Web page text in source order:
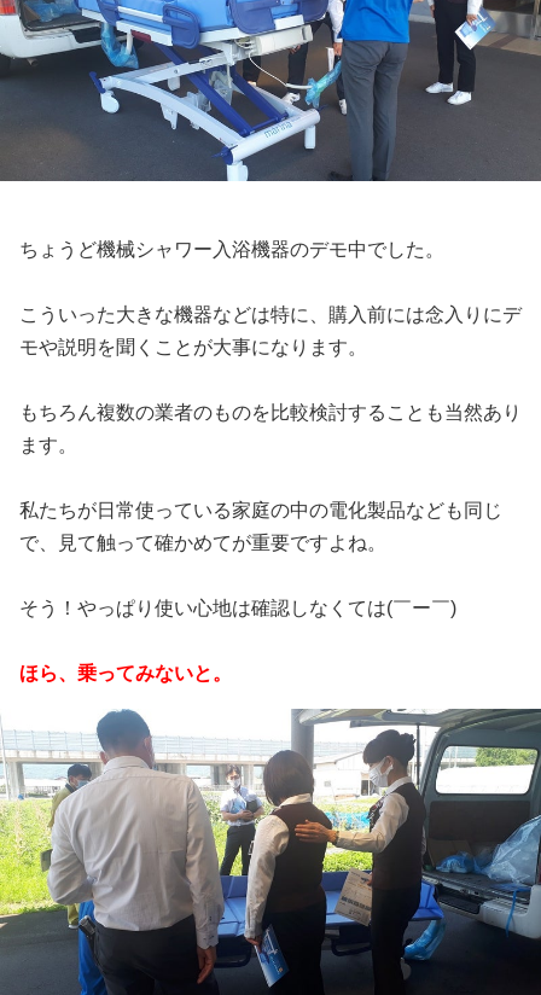
ちょうど機械シャワー入浴機器のデモ中でした。
こういった大きな機器などは特に、購入前には念入りにデ
モや説明を聞くことが大事になります。
もちろん複数の業者のものを比較検討することも当然あり
ます。
私たちが日常使っている家庭の中の電化製品なども同じ
で、見て触って確かめてが重要ですよね。
そう！やっぱり使い心地は確認しなくては(￣ー￣)
ほら、乗ってみないと。